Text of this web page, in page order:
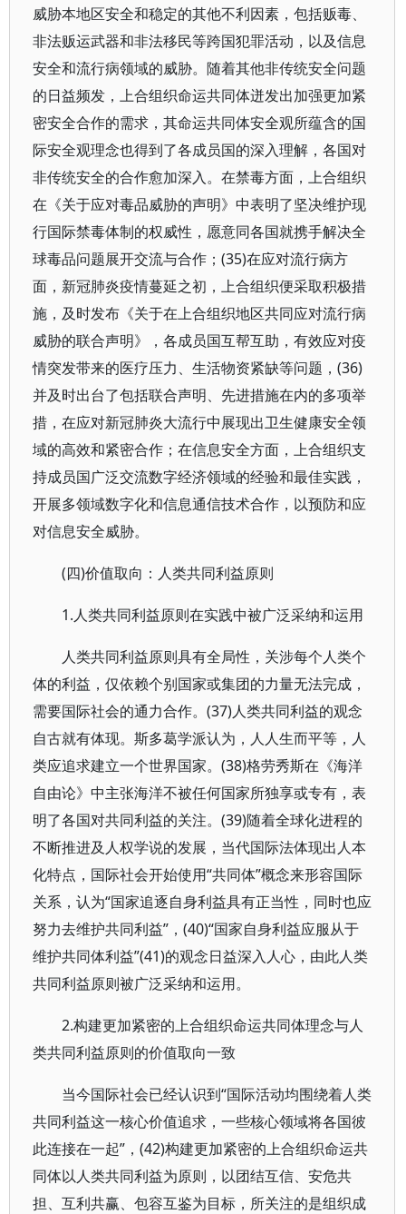
威胁本地区安全和稳定的其他不利因素，包括贩毒、
非法贩运武器和非法移民等跨国犯罪活动，以及信息
安全和流行病领域的威胁。随着其他非传统安全问题
的日益频发，上合组织命运共同体迸发出加强更加紧
密安全合作的需求，其命运共同体安全观所蕴含的国
际安全观理念也得到了各成员国的深入理解，各国对
非传统安全的合作愈加深入。在禁毒方面，上合组织
在《关于应对毒品威胁的声明》中表明了坚决维护现
行国际禁毒体制的权威性，愿意同各国就携手解决全
球毒品问题展开交流与合作；(35)在应对流行病方
面，新冠肺炎疫情蔓延之初，上合组织便采取积极措
施，及时发布《关于在上合组织地区共同应对流行病
威胁的联合声明》，各成员国互帮互助，有效应对疫
情突发带来的医疗压力、生活物资紧缺等问题，(36)
并及时出台了包括联合声明、先进措施在内的多项举
措，在应对新冠肺炎大流行中展现出卫生健康安全领
域的高效和紧密合作；在信息安全方面，上合组织支
持成员国广泛交流数字经济领域的经验和最佳实践，
开展多领域数字化和信息通信技术合作，以预防和应
对信息安全威胁。
(四)价值取向：人类共同利益原则
1.人类共同利益原则在实践中被广泛采纳和运用
人类共同利益原则具有全局性，关涉每个人类个
体的利益，仅依赖个别国家或集团的力量无法完成，
需要国际社会的通力合作。(37)人类共同利益的观念
自古就有体现。斯多葛学派认为，人人生而平等，人
类应追求建立一个世界国家。(38)格劳秀斯在《海洋
自由论》中主张海洋不被任何国家所独享或专有，表
明了各国对共同利益的关注。(39)随着全球化进程的
不断推进及人权学说的发展，当代国际法体现出人本
化特点，国际社会开始使用“共同体”概念来形容国际
关系，认为“国家追逐自身利益具有正当性，同时也应
努力去维护共同利益”，(40)“国家自身利益应服从于
维护共同体利益”(41)的观念日益深入人心，由此人类
共同利益原则被广泛采纳和运用。
2.构建更加紧密的上合组织命运共同体理念与人
类共同利益原则的价值取向一致
当今国际社会已经认识到“国际活动均围绕着人类
共同利益这一核心价值追求，一些核心领域将各国彼
此连接在一起”，(42)构建更加紧密的上合组织命运共
同体以人类共同利益为原则，以团结互信、安危共
担、互利共赢、包容互鉴为目标，所关注的是组织成